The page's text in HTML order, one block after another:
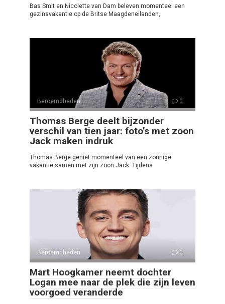
Bas Smit en Nicolette van Dam beleven momenteel een
gezinsvakantie op de Britse Maagdeneilanden,
Beroemdheden 0
Thomas Berge deelt bijzonder
verschil van tien jaar: foto’s met zoon
Jack maken indruk
Thomas Berge geniet momenteel van een zonnige
vakantie samen met zijn zoon Jack. Tijdens
Beroemdheden 0
Mart Hoogkamer neemt dochter
Logan mee naar de plek die zijn leven
voorgoed veranderde